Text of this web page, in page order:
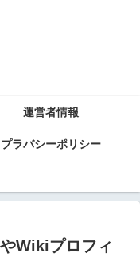
運営者情報
プラバシーポリシー
Wikiプロフィ